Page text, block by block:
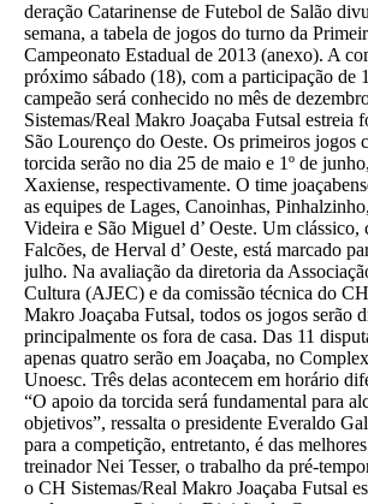
deração Catarinense de Futebol de Salão
semana, a tabela de jogos do turno da
Campeonato Estadual de 2013 (anexo). A
próximo sábado (18), com a participação de
campeão será conhecido no mês de
Sistemas/Real Makro Joaçaba Futsal estreia
São Lourenço do Oeste. Os primeiros jogos
torcida serão no dia 25 de maio e 1º de
Xaxiense, respectivamente. O time
as equipes de Lages, Canoinhas,
Videira e São Miguel d’ Oeste. Um clássico,
Falcões, de Herval d’ Oeste, está marcado
julho. Na avaliação da diretoria da
Cultura (AJEC) e da comissão técnica do
Makro Joaçaba Futsal, todos os jogos serão
principalmente os fora de casa. Das 11
apenas quatro serão em Joaçaba, no
Unoesc. Três delas acontecem em horário
“O apoio da torcida será fundamental para
objetivos”, ressalta o presidente Everaldo
para a competição, entretanto, é das
treinador Nei Tesser, o trabalho da pré-
o CH Sistemas/Real Makro Joaçaba Futsal